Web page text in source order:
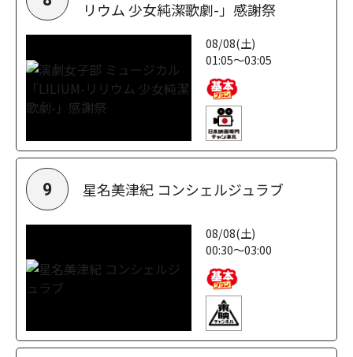
リウム 少女純潔歌劇-」感謝祭
08/08(土)
01:05～03:05
9 星名美津紀 コンシェルジュラブ
08/08(土)
00:30～03:00